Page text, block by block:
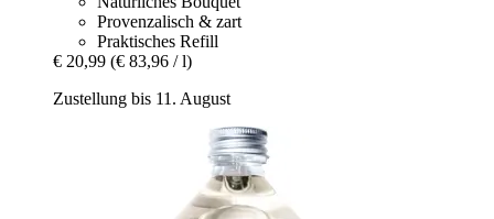
Provenzalisch & zart
Praktisches Refill
€ 20,99 (€ 83,96 / l)
Zustellung bis 11. August